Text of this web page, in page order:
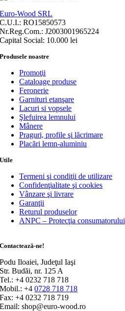
Euro-Wood SRL
C.U.I.: RO15850573
Nr.Reg.Com.: J2003001965224
Capital Social: 10.000 lei
Produsele noastre
Promoţii
Cataloage produse
Feronerie
Garnituri etanşare
Lacuri si vopsele
Şlefuirea lemnului
Mânere
Praguri, profile şi lăcrimare
Placări lemn-aluminiu
Utile
Termeni şi condiţii de utilizare
Confidenţialitate şi cookies
Vânzare şi livrare
Garanţii
Returul produselor
ANPC – Protecţia consumatorului
Contactează-ne!
Podu Iloaiei, Judeţul Iaşi
Str. Budăi, nr. 125 A
Tel.: +4 0232 718 718
Mobil.: +40728 718 718
Fax: +4 0232 718 719
Email: shop@euro-wood.ro